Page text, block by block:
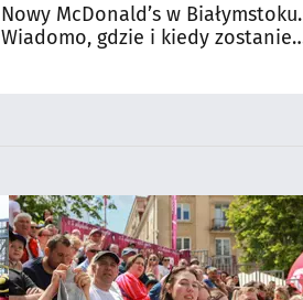
Nowy McDonald’s w Białymstoku.
Wiadomo, gdzie i kiedy zostanie